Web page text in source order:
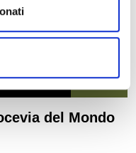
20:30
del Mondo